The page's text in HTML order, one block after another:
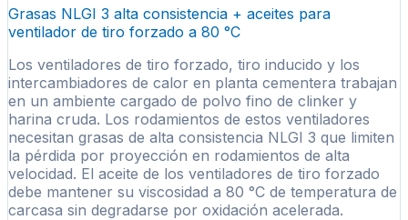
Grasas NLGI 3 alta consistencia + aceites para
ventilador de tiro forzado a 80 °C
Los ventiladores de tiro forzado, tiro inducido y los
intercambiadores de calor en planta cementera trabajan
en un ambiente cargado de polvo fino de clinker y
harina cruda. Los rodamientos de estos ventiladores
necesitan grasas de alta consistencia NLGI 3 que limiten
la pérdida por proyección en rodamientos de alta
velocidad. El aceite de los ventiladores de tiro forzado
debe mantener su viscosidad a 80 °C de temperatura de
carcasa sin degradarse por oxidación acelerada.